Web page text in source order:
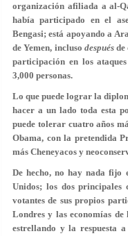
organización afiliada a al-
había participado en el
Bengasi; está apoyando a
de Yemen, incluso despuésde
participación en los
3,000 personas.
Lo que puede lograr la
hacer a un lado toda esta
puede tolerar cuatro años
Obama, con la pretendida
más Cheneyacos y
De hecho, no hay nada fijo
Unidos; los dos principales
votantes de sus propios
Londres y las economías de
estrellando y la respuesta